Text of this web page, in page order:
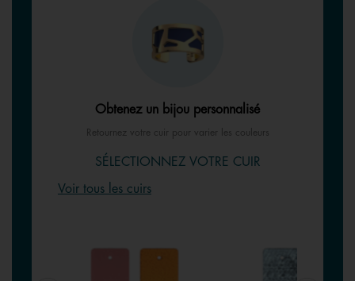
Obtenez un bijou personnalisé
Retournez votre cuir pour varier les couleurs
SÉLECTIONNEZ VOTRE CUIR
Voir tous les cuirs